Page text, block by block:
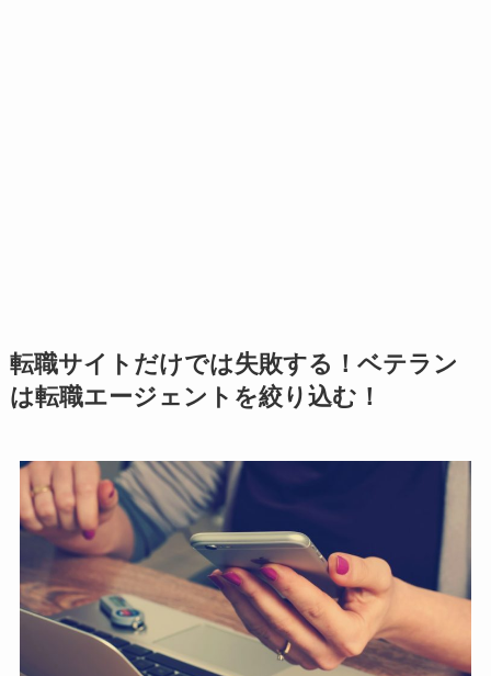
転職サイトだけでは失敗する！ベテラン
は転職エージェントを絞り込む！